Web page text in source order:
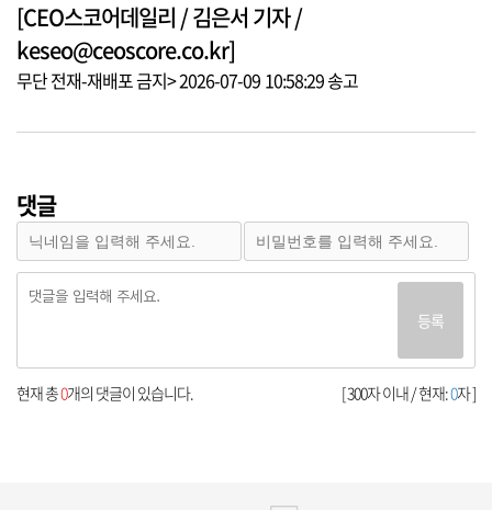
[CEO스코어데일리 / 김은서 기자 /
keseo@ceoscore.co.kr]
무단 전재-재배포 금지> 2026-07-09 10:58:29 송고
댓글
등록
[ 300자 이내 / 현재:0자 ]
현재 총0개의 댓글이 있습니다.